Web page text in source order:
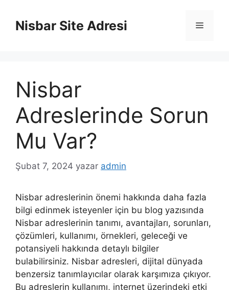
Nisbar Site Adresi Menü
Nisbar
Adreslerinde Sorun
Mu Var?
Şubat 7, 2024 yazar admin
Nisbar adreslerinin önemi hakkında daha fazla
bilgi edinmek isteyenler için bu blog yazısında
Nisbar adreslerinin tanımı, avantajları, sorunları,
çözümleri, kullanımı, örnekleri, geleceği ve
potansiyeli hakkında detaylı bilgiler
bulabilirsiniz. Nisbar adresleri, dijital dünyada
benzersiz tanımlayıcılar olarak karşımıza çıkıyor.
Bu adreslerin kullanımı, internet üzerindeki etki